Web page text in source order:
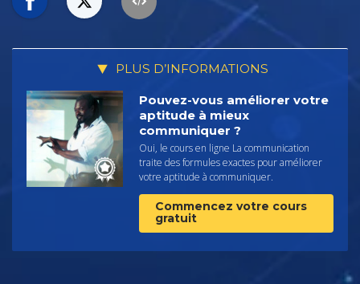
PLUS D’INFORMATIONS
Pouvez-vous améliorer votre
aptitude à mieux
communiquer ?
Oui, le cours en ligne La communication
traite des formules exactes pour améliorer
votre aptitude à communiquer.
Commencez votre cours
gratuit